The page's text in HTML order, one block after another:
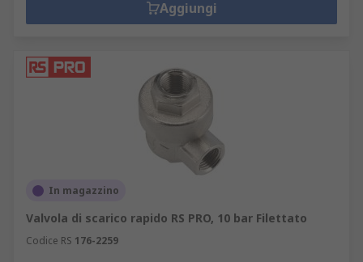
Aggiungi
In magazzino
Valvola di scarico rapido RS PRO, 10 bar Filettato
Codice RS 176-2259